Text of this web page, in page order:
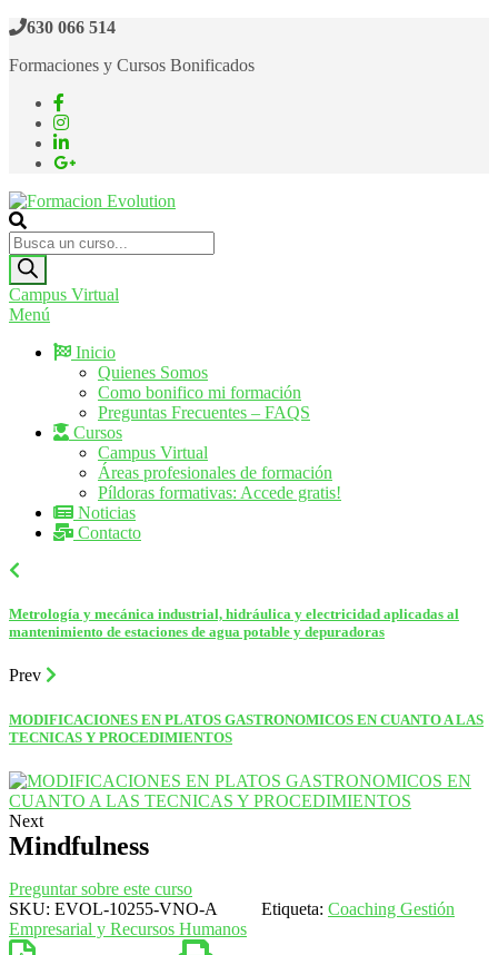
Saltar
contenido
630 066 514
Formaciones y Cursos Bonificados
Formacion Evolution
Cursos de formación continua
Búsqueda
de
productos
Campus Virtual
Menú
Inicio
Quienes Somos
Como bonifico mi formación
Preguntas Frecuentes – FAQS
Cursos
Campus Virtual
Áreas profesionales de formación
Píldoras formativas: Accede gratis!
Noticias
Contacto
Metrología y mecánica industrial, hidráulica y electricidad aplicadas al
mantenimiento de estaciones de agua potable y depuradoras
Prev
MODIFICACIONES EN PLATOS GASTRONOMICOS EN CUANTO A LAS
TECNICAS Y PROCEDIMIENTOS
Next
Mindfulness
Preguntar sobre este curso
SKU: EVOL-10255-VNO-A Etiqueta: Coaching Gestión
Empresarial y Recursos Humanos